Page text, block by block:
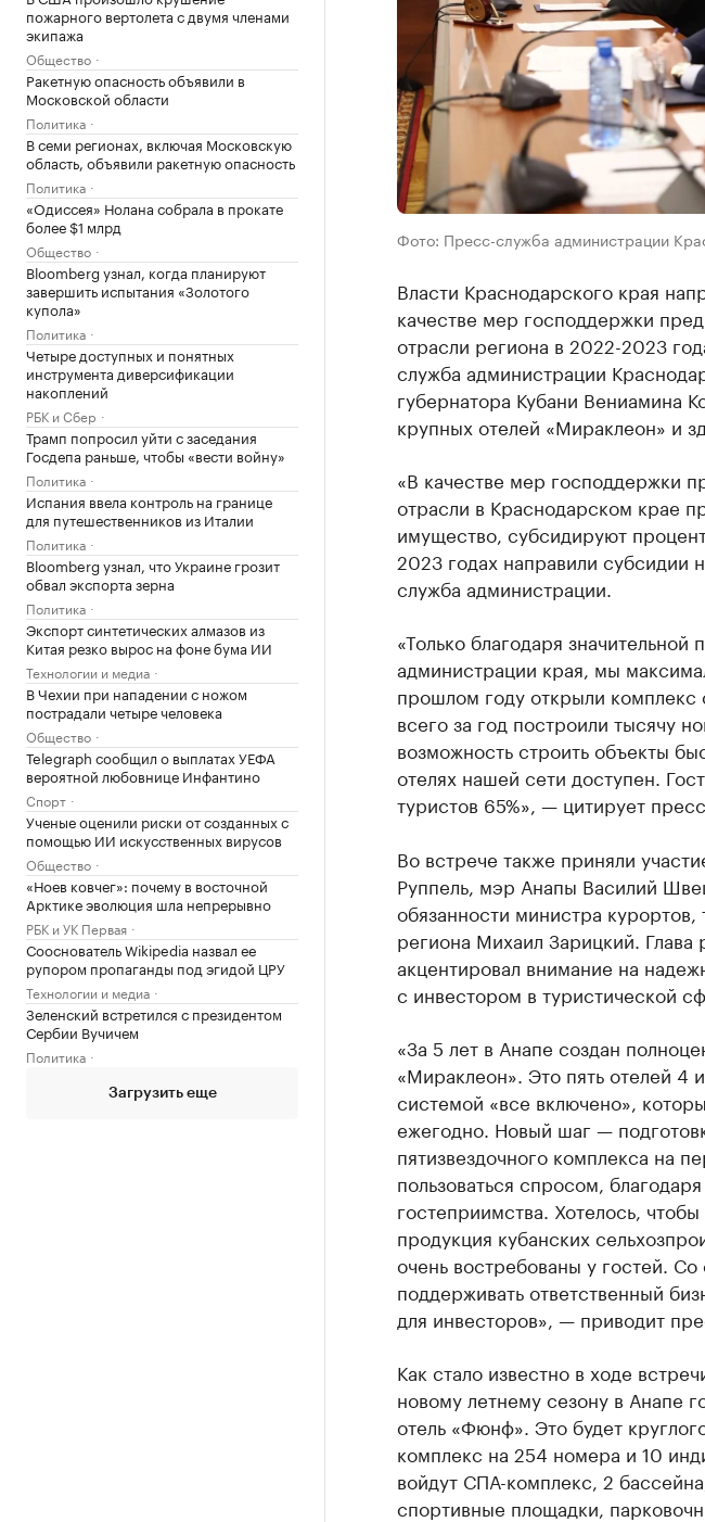
пожарного вертолета с двумя членами
экипажа
Общество
Ракетную опасность объявили в
Московской области
Политика
В семи регионах, включая Московскую
область, объявили ракетную опасность
Политика
«Одиссея» Нолана собрала в прокате
более $1 млрд
Общество
Bloomberg узнал, когда планируют
завершить испытания «Золотого
купола»
Политика
Четыре доступных и понятных
инструмента диверсификации
накоплений
РБК и Сбер
Трамп попросил уйти с заседания
Госдепа раньше, чтобы «вести войну»
Политика
Испания ввела контроль на границе
для путешественников из Италии
Политика
Bloomberg узнал, что Украине грозит
обвал экспорта зерна
Политика
Экспорт синтетических алмазов из
Китая резко вырос на фоне бума ИИ
Технологии и медиа
В Чехии при нападении с ножом
пострадали четыре человека
Общество
Telegraph сообщил о выплатах УЕФА
вероятной любовнице Инфантино
Спорт
Ученые оценили риски от созданных с
помощью ИИ искусственных вирусов
Общество
«Ноев ковчег»: почему в восточной
Арктике эволюция шла непрерывно
РБК и УК Первая
Сооснователь Wikipedia назвал ее
рупором пропаганды под эгидой ЦРУ
Технологии и медиа
Зеленский встретился с президентом
Сербии Вучичем
Политика
Загрузить еще
Фото: Пресс-служба администрации
Власти Краснодарского края
качестве мер господдержки
отрасли региона в 2022-2023
служба администрации
губернатора Кубани Вениамина
крупных отелей «Мираклеон» и
«В качестве мер господдержки
отрасли в Краснодарском крае
имущество, субсидируют
2023 годах направили
служба администрации.
«Только благодаря
администрации края, мы
прошлом году открыли
всего за год построили тысячу
возможность строить объекты
отелях нашей сети доступен.
туристов 65%», — цитирует
Во встрече также приняли
Руппель, мэр Анапы Василий
обязанности министра
региона Михаил Зарицкий. Глава
акцентировал внимание на
с инвестором в туристической
«За 5 лет в Анапе создан
«Мираклеон». Это пять отелей 4
системой «все включено»,
ежегодно. Новый шаг —
пятизвездочного комплекса на
пользоваться спросом,
гостеприимства. Хотелось,
продукция кубанских
очень востребованы у гостей.
поддерживать ответственный
для инвесторов», — приводит
Как стало известно в ходе
новому летнему сезону в Анапе
отель «Фюнф». Это будет
комплекс на 254 номера и 10
войдут СПА-комплекс, 2
спортивные площадки,